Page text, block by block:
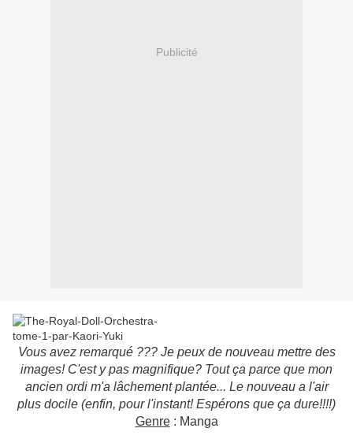
Publicité
Vous avez remarqué ??? Je peux de nouveau mettre des
images! C'est y pas magnifique? Tout ça parce que mon
ancien ordi m'a lâchement plantée... Le nouveau a l'air
plus docile (enfin, pour l'instant! Espérons que ça dure!!!!)
Genre: Manga